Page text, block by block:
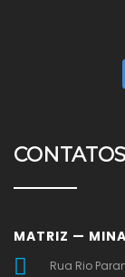
CONTATOS
MATRIZ —
Rua Rio